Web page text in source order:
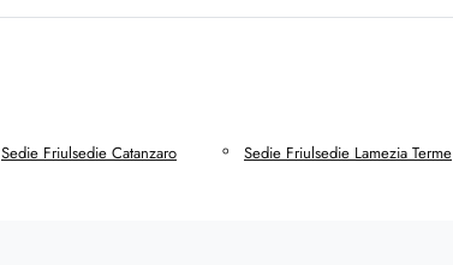
Sedie Friulsedie Catanzaro Sedie Friulsedie Lamezia Terme